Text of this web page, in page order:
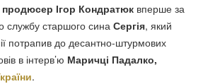
продюсер Ігор Кондратюк вперше за
службу старшого сина Сергія, який
потрапив до десантно-штурмових
в інтерв’ю Маричці Падалко,
.